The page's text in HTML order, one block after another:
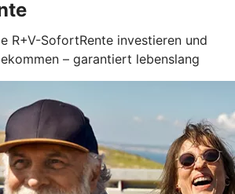
R+V-SofortRente investieren und
– garantiert lebenslang